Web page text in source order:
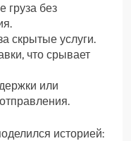
груза без
скрытые услуги.
что срывает
или
историей: